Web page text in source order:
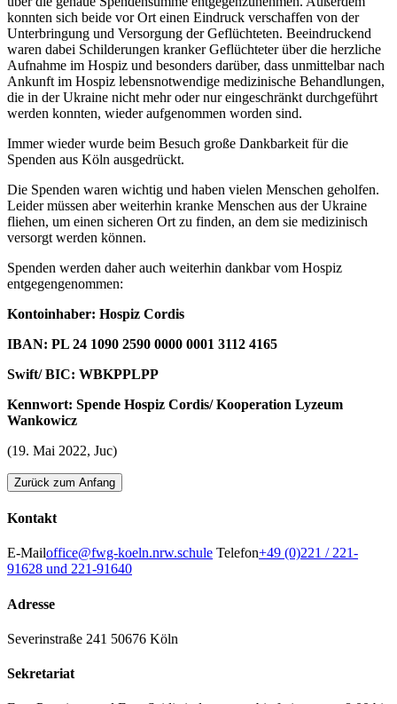
konnten sich beide vor Ort einen Eindruck verschaffen von der
Unterbringung und Versorgung der Geflüchteten. Beeindruckend
waren dabei Schilderungen kranker Geflüchteter über die herzliche
Aufnahme im Hospiz und besonders darüber, dass unmittelbar nach
Ankunft im Hospiz lebensnotwendige medizinische Behandlungen,
die in der Ukraine nicht mehr oder nur eingeschränkt durchgeführt
werden konnten, wieder aufgenommen worden sind.
Immer wieder wurde beim Besuch große Dankbarkeit für die
Spenden aus Köln ausgedrückt.
Die Spenden waren wichtig und haben vielen Menschen geholfen.
Leider müssen aber weiterhin kranke Menschen aus der Ukraine
fliehen, um einen sicheren Ort zu finden, an dem sie medizinisch
versorgt werden können.
Spenden werden daher auch weiterhin dankbar vom Hospiz
entgegengenommen:
Kontoinhaber: Hospiz Cordis
IBAN: PL 24 1090 2590 0000 0001 3112 4165
Swift/ BIC: WBKPPLPP
Kennwort: Spende Hospiz Cordis/ Kooperation Lyzeum
Wankowicz
(19. Mai 2022, Juc)
Zurück zum Anfang
Kontakt
E-Mailoffice@fwg-koeln.nrw.schule Telefon+49 (0)221 / 221-
91628 und 221-91640
Adresse
Severinstraße 241 50676 Köln
Sekretariat